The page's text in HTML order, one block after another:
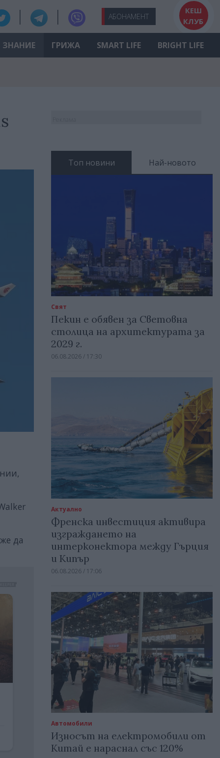
АБОНАМЕНТ
КЕШ
КЛУБ
ЗНАНИЕ ГРИЖА SMART LIFE BRIGHT LIFE
да
Топ новини Най-новото
Свят
Пекин е обявен за Световна
столица на архитектурата за
2029 г.
06.08.2026 / 17:30
Актуално
Френска инвестиция активира
изграждането на
интерконектора между Гърция
и Кипър
06.08.2026 / 17:06
Автомобили
Износът на електромобили от
Китай е нараснал със 120%